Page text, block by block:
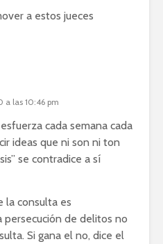
a estos jueces
a las 10:46 pm
cada semana cada
ideas que ni son ni ton
se contradice a sí
la consulta es
de delitos no
Si gana el no, dice el